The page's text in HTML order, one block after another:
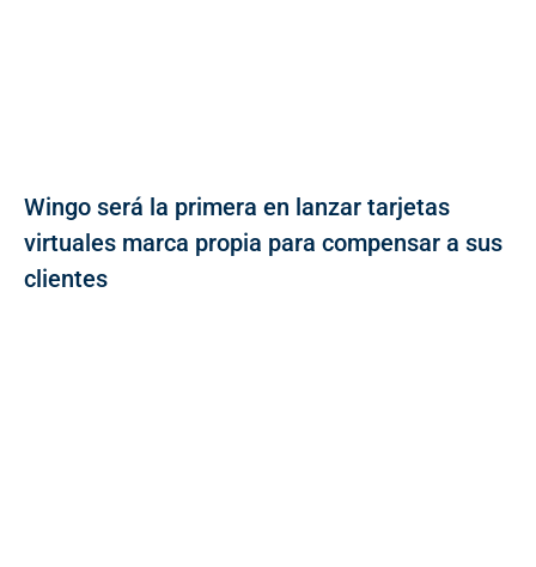
Wingo será la primera en lanzar tarjetas
virtuales marca propia para compensar a sus
clientes